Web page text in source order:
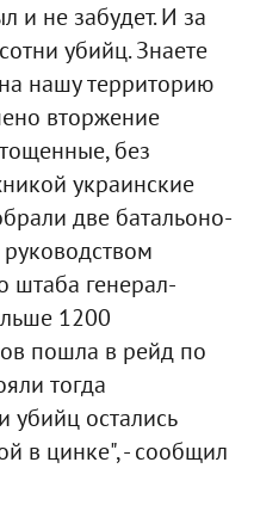
и не забудет. И за
убийц. Знаете
на нашу территорию
вторжение
без
украинские
две батальоно-
штаба генерал-
1200
пошла в рейд по
тогда
убийц остались
в цинке", - сообщил